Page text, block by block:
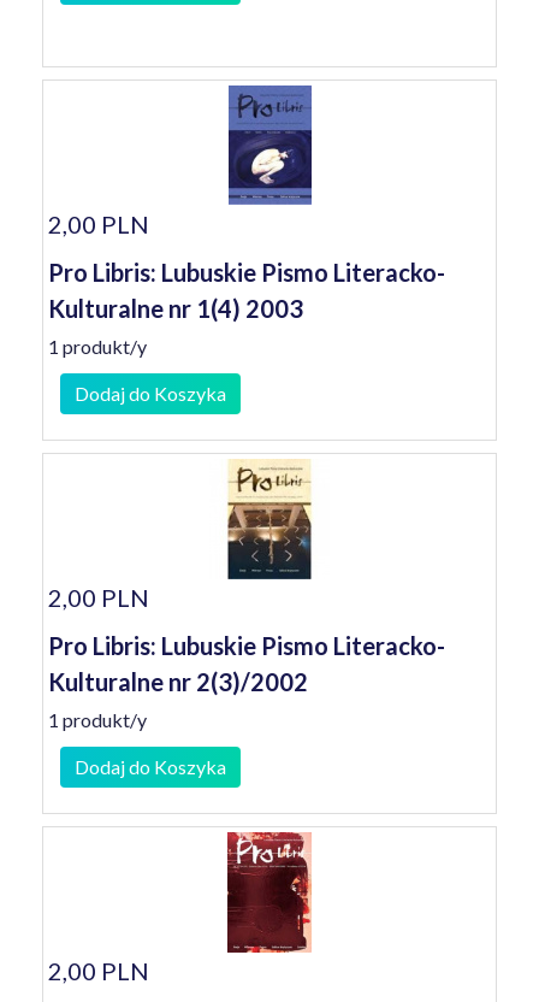
2,00 PLN
Pro Libris: Lubuskie Pismo Literacko-
Kulturalne nr 1(4) 2003
1 produkt/y
Dodaj do Koszyka
2,00 PLN
Pro Libris: Lubuskie Pismo Literacko-
Kulturalne nr 2(3)/2002
1 produkt/y
Dodaj do Koszyka
2,00 PLN